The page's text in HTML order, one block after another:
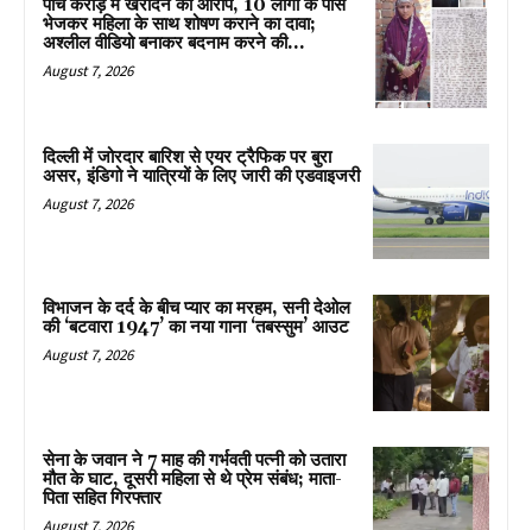
पांच करोड़ में खरीदने का आरोप, 10 लोगों के पास
भेजकर महिला के साथ शोषण कराने का दावा;
अश्लील वीडियो बनाकर बदनाम करने की...
August 7, 2026
दिल्ली में जोरदार बारिश से एयर ट्रैफिक पर बुरा
असर, इंडिगो ने यात्रियों के लिए जारी की एडवाइजरी
August 7, 2026
विभाजन के दर्द के बीच प्यार का मरहम, सनी देओल
की ‘बटवारा 1947’ का नया गाना ‘तबस्सुम’ आउट
August 7, 2026
सेना के जवान ने 7 माह की गर्भवती पत्नी को उतारा
मौत के घाट, दूसरी महिला से थे प्रेम संबंध; माता-
पिता सहित गिरफ्तार
August 7, 2026